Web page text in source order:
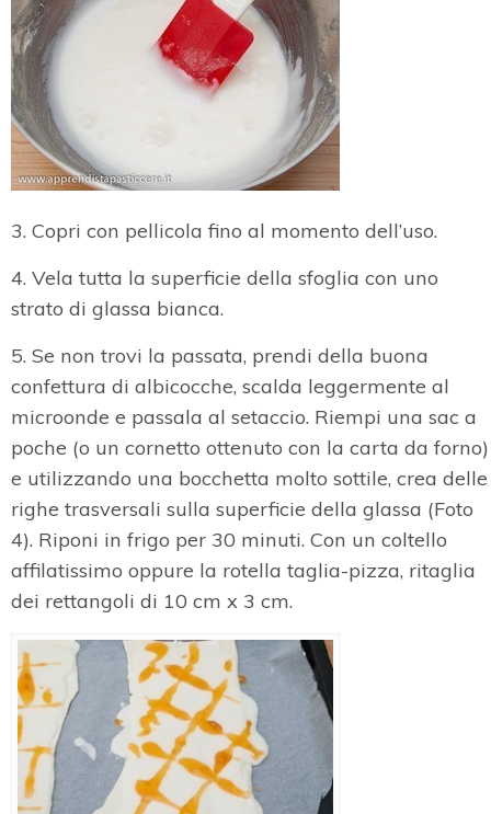
3. Copri con pellicola fino al momento dell’uso.
4. Vela tutta la superficie della sfoglia con uno
strato di glassa bianca.
5. Se non trovi la passata, prendi della buona
confettura di albicocche, scalda leggermente al
microonde e passala al setaccio. Riempi una sac a
poche (o un cornetto ottenuto con la carta da forno)
e utilizzando una bocchetta molto sottile, crea delle
righe trasversali sulla superficie della glassa (Foto
4). Riponi in frigo per 30 minuti. Con un coltello
affilatissimo oppure la rotella taglia-pizza, ritaglia
dei rettangoli di 10 cm x 3 cm.